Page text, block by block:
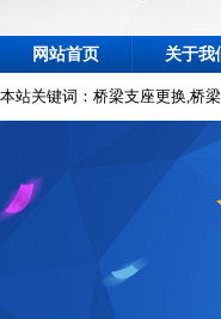
网站首页 关于我
本站关键词：桥梁支座更换,桥